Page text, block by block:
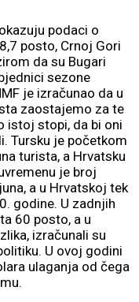
podaci o
posto, Crnoj Gori
da su Bugari
sezone
je izračunao da u
zaostajemo za te
istoj stopi, da bi oni
Tursku je početkom
turista, a Hrvatsku
je broj
a u Hrvatskoj tek
godine. U zadnjih
60 posto, a u
izračunali su
U ovoj godini
ulaganja od čega